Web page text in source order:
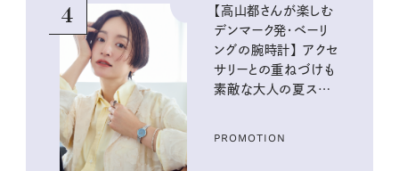
4
【高山都さんが楽しむ
デンマーク発・ベーリ
ングの腕時計】 アクセ
サリーとの重ねづけも
素敵な大人の夏スタイ
PROMOTION